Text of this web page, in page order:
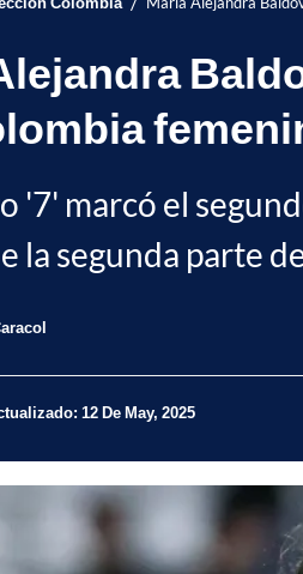
'7' marcó el
la segunda parte
12 De May, 2025